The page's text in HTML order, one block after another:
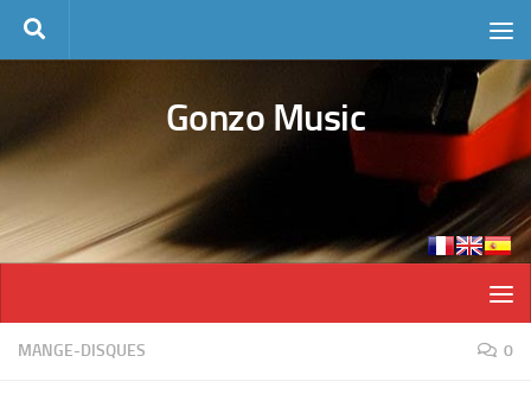
Skip to content
Gonzo Music
MANGE-DISQUES 0